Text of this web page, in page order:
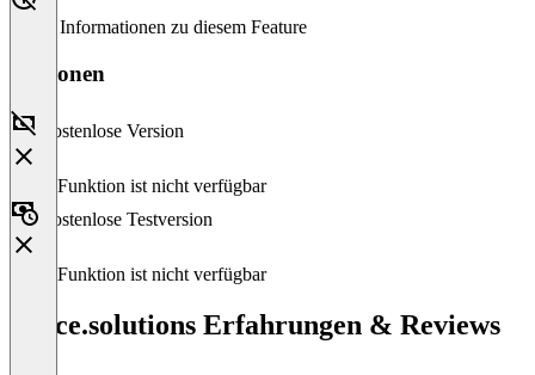
Keine Informationen zu diesem Feature
Versionen
Kostenlose Version
Diese Funktion ist nicht verfügbar
Kostenlose Testversion
Diese Funktion ist nicht verfügbar
vAIce.solutions Erfahrungen & Reviews